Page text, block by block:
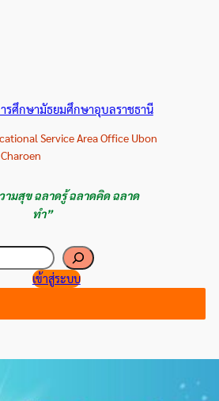
รศึกษามัธยมศึกษาอุบลราชธานี
Service Area Office Ubon
ามสุข ฉลาดรู้ ฉลาดคิด ฉลาด
ทำ”
เข้าสู่ระบบ